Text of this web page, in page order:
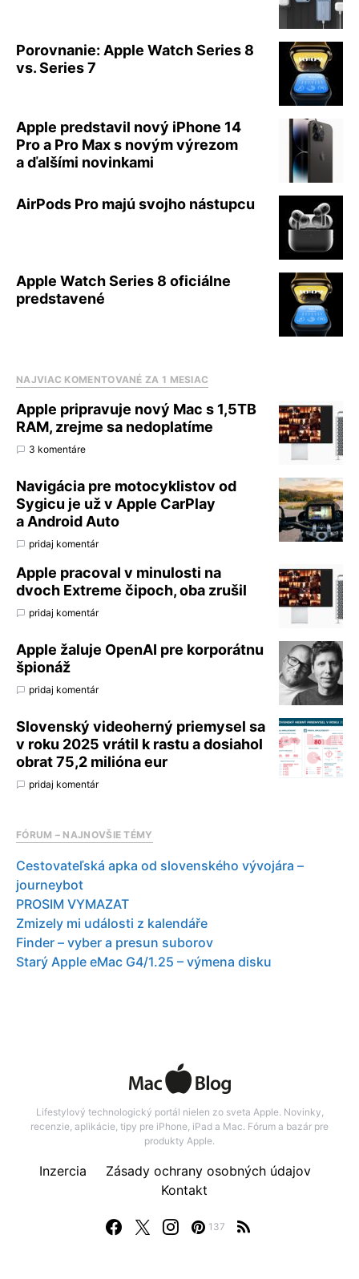
Porovnanie: Apple Watch Series 8
vs. Series 7
Apple predstavil nový iPhone 14
Pro a Pro Max s novým výrezom
a ďalšími novinkami
AirPods Pro majú svojho nástupcu
Apple Watch Series 8 oficiálne
predstavené
NAJVIAC KOMENTOVANÉ ZA 1 MESIAC
Apple pripravuje nový Mac s 1,5TB
RAM, zrejme sa nedoplatíme
3 komentáre
Navigácia pre motocyklistov od
Sygicu je už v Apple CarPlay
a Android Auto
pridaj komentár
Apple pracoval v minulosti na
dvoch Extreme čipoch, oba zrušil
pridaj komentár
Apple žaluje OpenAI pre korporátnu
špionáž
pridaj komentár
Slovenský videoherný priemysel sa
v roku 2025 vrátil k rastu a dosiahol
obrat 75,2 milióna eur
pridaj komentár
FÓRUM – NAJNOVŠIE TÉMY
Cestovateľská apka od slovenského vývojára –
journeybot
PROSIM VYMAZAT
Zmizely mi události z kalendáře
Finder – vyber a presun suborov
Starý Apple eMac G4/1.25 – výmena disku
Lifestylový technologický portál nielen zo sveta Apple. Novinky,
recenzie, aplikácie, tipy pre iPhone, iPad a Mac. Fórum a bazár pre
produkty Apple.
137
Inzercia
Zásady ochrany osobných údajov
Kontakt